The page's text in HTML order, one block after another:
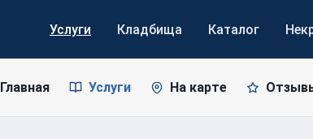
Услуги Кладбища Каталог
Главная Услуги На карте